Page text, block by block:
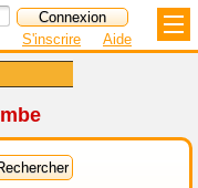
S'inscrire Aide